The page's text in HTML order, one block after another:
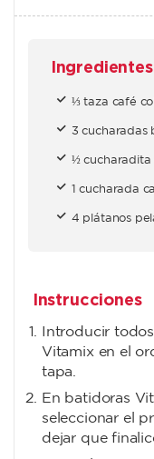
Ingredientes
⅓ taza café
3 cucharadas
½ cucharadita
1 cucharada
4 plátanos
Instrucciones
Introducir
Vitamix en el
tapa.
En batidoras
seleccionar el
dejar que